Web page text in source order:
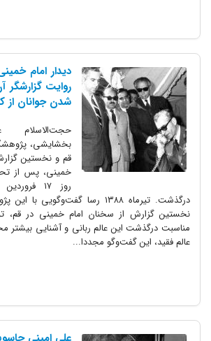
دیدار امام
روایت گزارشگر
شدن جوانان از
حجت‌الاسلام
بخشایشی، پژوهشگر
قم و نخستین
خمینی، پس از
درگذشت. تیرماه ۱۳۸۸ رسا گفت‌و‌گویی با
نخستین گزارش از سخنان امام خمینی در قم،
مناسبت درگذشت این عالم ربانی و آشنایی بیشتر
عالم فقید، این گفت‌و‌گو مجددا...